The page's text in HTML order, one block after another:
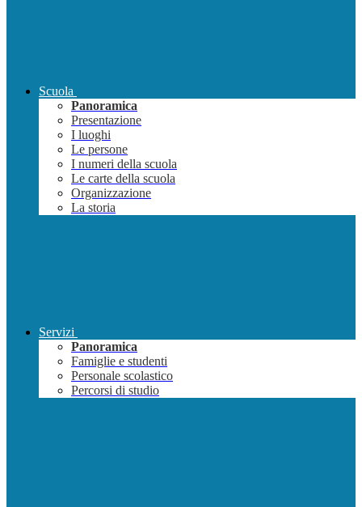
Scuola
Panoramica
Presentazione
I luoghi
Le persone
I numeri della scuola
Le carte della scuola
Organizzazione
La storia
Servizi
Panoramica
Famiglie e studenti
Personale scolastico
Percorsi di studio